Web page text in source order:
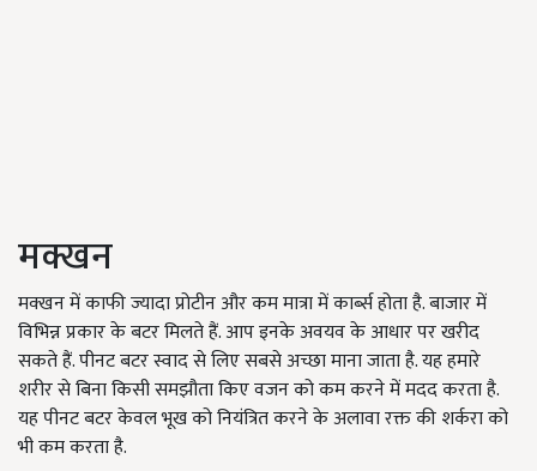
मक्खन
मक्खन में काफी ज्यादा प्रोटीन और कम मात्रा में कार्ब्स होता है. बाजार में
विभिन्न प्रकार के बटर मिलते हैं. आप इनके अवयव के आधार पर खरीद
सकते हैं. पीनट बटर स्वाद से लिए सबसे अच्छा माना जाता है. यह हमारे
शरीर से बिना किसी समझौता किए वजन को कम करने में मदद करता है.
यह पीनट बटर केवल भूख को नियंत्रित करने के अलावा रक्त की शर्करा को
भी कम करता है.